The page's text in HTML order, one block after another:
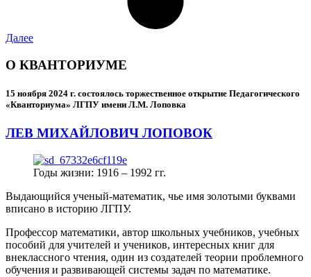
Далее
О КВАНТОРИУМЕ
15 ноября 2024 г. состоялось торжественное открытие Педагогического
«Кванториума» ЛГПУ имени Л.М. Лоповка
ЛЕВ МИХАЙЛОВИЧ ЛОПОВОК
Годы жизни: 1916 – 1992 гг.
Выдающийся ученый-математик, чье имя золотыми буквами
вписано в историю ЛГПУ.
Профессор математики, автор школьных учебников, учебных
пособий для учителей и учеников, интересных книг для
внеклассного чтения, один из создателей теории проблемного
обучения и развивающей системы задач по математике.